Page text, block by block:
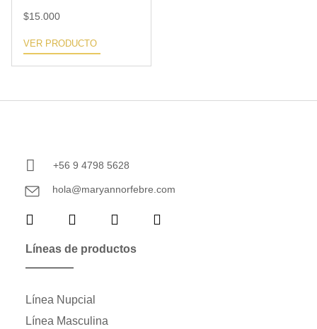
$15.000
VER PRODUCTO
+56 9 4798 5628
hola@maryannorfebre.com
Líneas de productos
Línea Nupcial
Línea Masculina